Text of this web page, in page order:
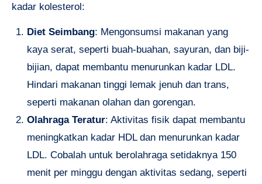
kadar kolesterol:
Diet Seimbang: Mengonsumsi makanan yang
kaya serat, seperti buah-buahan, sayuran, dan biji-
bijian, dapat membantu menurunkan kadar LDL.
Hindari makanan tinggi lemak jenuh dan trans,
seperti makanan olahan dan gorengan.
Olahraga Teratur: Aktivitas fisik dapat membantu
meningkatkan kadar HDL dan menurunkan kadar
LDL. Cobalah untuk berolahraga setidaknya 150
menit per minggu dengan aktivitas sedang, seperti